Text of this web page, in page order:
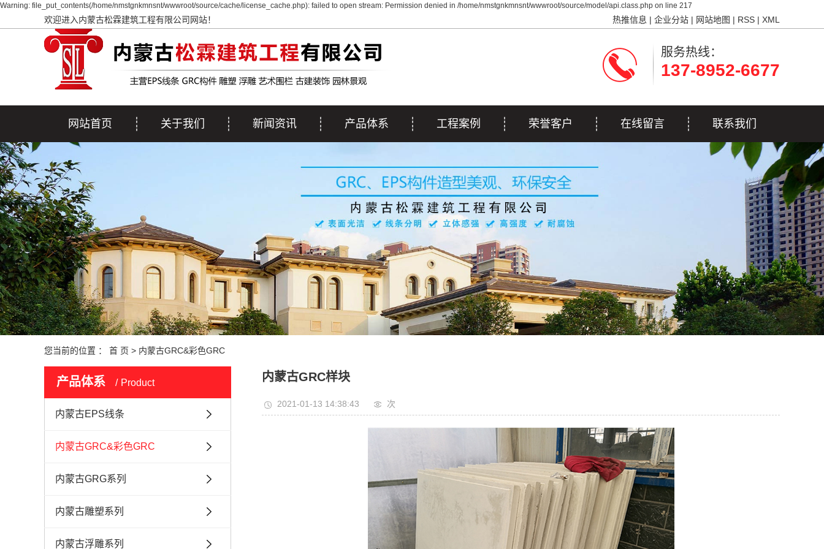
Warning: file_put_contents(/home/nmstgnkmnsnt/wwwroot/source/cache/license_cache.php): failed to open stream: Permission denied in /home/nmstgnkmnsnt/wwwroot/source/model/api.class.php on line 217
欢迎进入内蒙古松霖建筑工程有限公司网站！ 热推信息 | 企业分站 | 网站地图 | RSS | XML
服务热线：
137-8952-6677
网站首页 关于我们 新闻资讯 产品体系
内蒙古GRC&彩色GRC
内蒙古GRG系列
内蒙古雕塑系列
内蒙古浮雕系列
内蒙古艺术围栏
内蒙古古建装饰
内蒙古园林景观
工程案例
施工案例
荣誉客户 在线留言 联系我们
联系我们
您当前的位置 ： 首 页 > 内蒙古GRC&彩色GRC
产品体系 Product
内蒙古EPS线条
内蒙古GRC&彩色GRC
内蒙古GRG系列
内蒙古雕塑系列
内蒙古浮雕系列
内蒙古GRC样块
2021-01-13 14:38:43 次